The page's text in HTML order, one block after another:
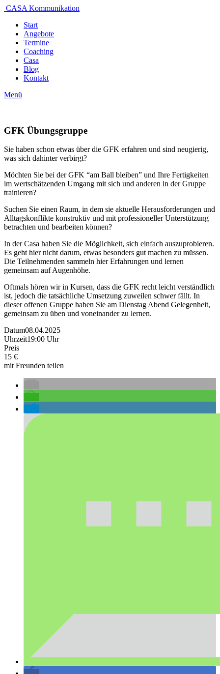
CASA Kommunikation
Start
Angebote
Termine
Coaching
Casa
Blog
Kontakt
Menü
GFK Übungsgruppe
Sie haben schon etwas über die GFK erfahren und sind neugierig,
was sich dahinter verbirgt?
Möchten Sie bei der GFK “am Ball bleiben” und Ihre Fertigkeiten
im wertschätzenden Umgang mit sich und anderen in der Gruppe
trainieren?
Suchen Sie einen Raum, in dem sie aktuelle Herausforderungen und
Alltagskonflikte konstruktiv und mit professioneller Unterstützung
betrachten und bearbeiten können?
In der Casa haben Sie die Möglichkeit, sich einfach auszuprobieren.
Es geht hier nicht darum, etwas besonders gut machen zu müssen.
Die Teilnehmenden sammeln hier Erfahrungen und lernen
gemeinsam auf Augenhöhe.
Oftmals hören wir in Kursen, dass die GFK recht leicht verständlich
ist, jedoch die tatsächliche Umsetzung zuweilen schwer fällt. In
dieser offenen Gruppe haben Sie am Dienstag Abend Gelegenheit,
gemeinsam zu üben und voneinander zu lernen.
Datum08.04.2025
Uhrzeit19:00 Uhr
Preis
15 €
mit Freunden teilen